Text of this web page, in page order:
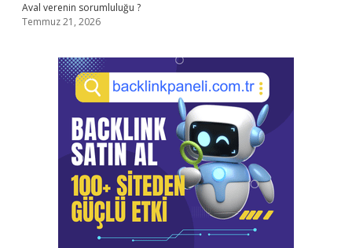
Aval verenin sorumluluğu ?
Temmuz 21, 2026